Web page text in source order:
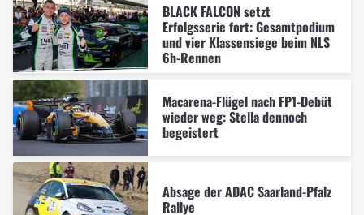
BLACK FALCON setzt
Erfolgsserie fort: Gesamtpodium
und vier Klassensiege beim NLS
6h-Rennen
Macarena-Flügel nach FP1-Debüt
wieder weg: Stella dennoch
begeistert
Absage der ADAC Saarland-Pfalz
Rallye